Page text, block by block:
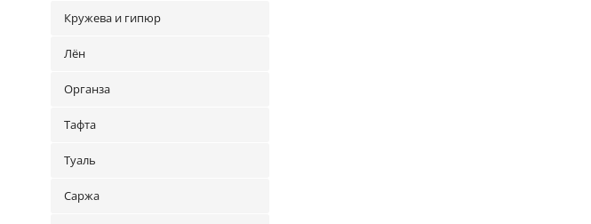
Кружева и гипюр
Лён
Органза
Тафта
Туаль
Саржа